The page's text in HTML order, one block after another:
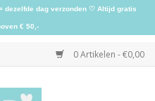
0 Artikelen - €0,00
dag verzonden ♡ Altijd gratis
€ 50,-